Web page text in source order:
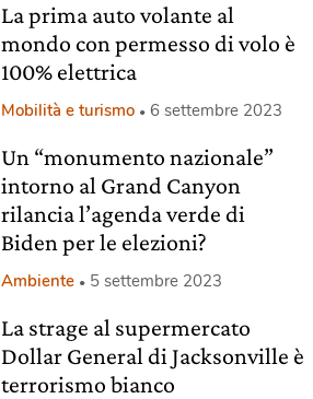
La prima auto volante al
mondo con permesso di volo è
100% elettrica
Mobilità e turismo 6 settembre 2023
Un “monumento nazionale”
intorno al Grand Canyon
rilancia l’agenda verde di
Biden per le elezioni?
Ambiente 5 settembre 2023
La strage al supermercato
Dollar General di Jacksonville è
terrorismo bianco